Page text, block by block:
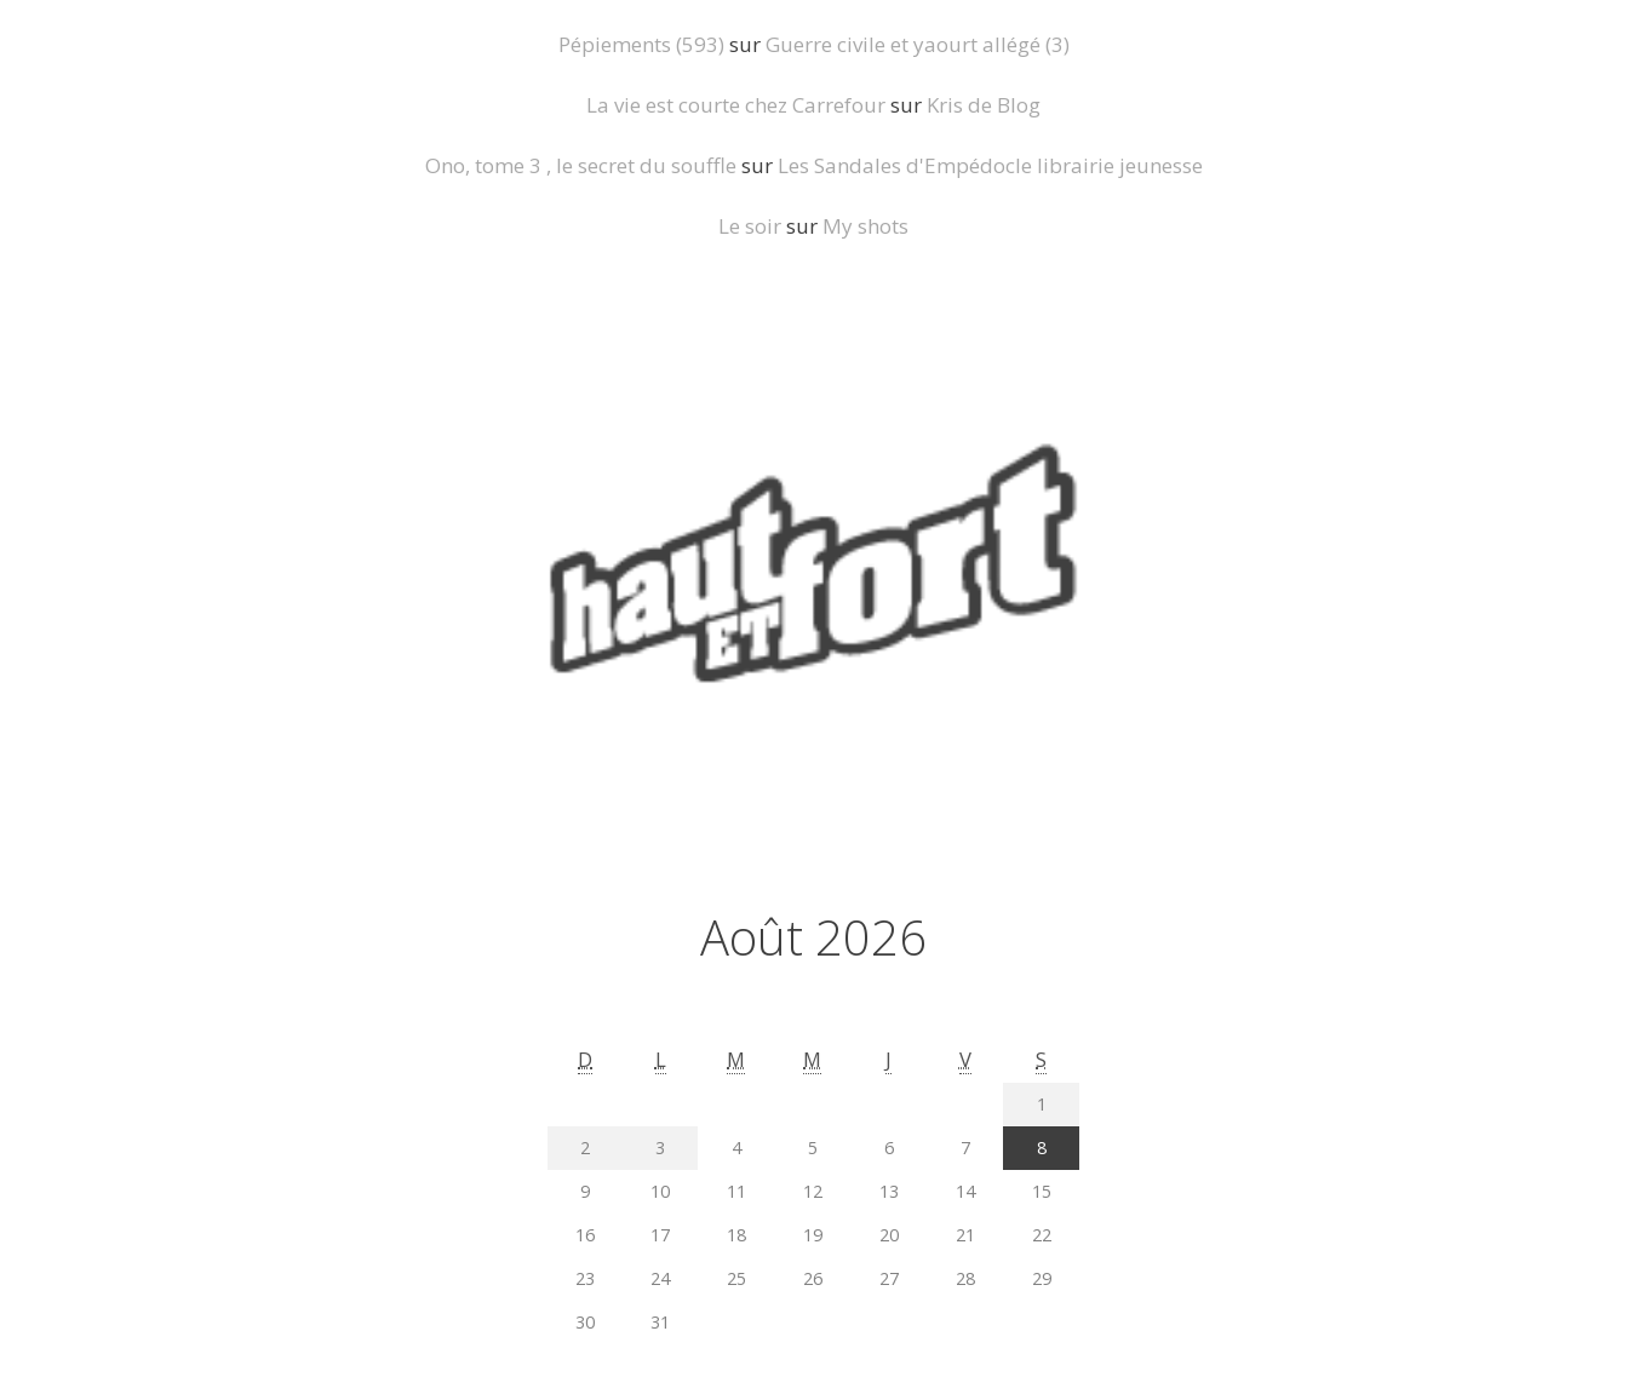
Pépiements (593) sur Guerre civile et yaourt allégé (3)
La vie est courte chez Carrefoursur Kris de Blog
Ono, tome 3 , le secret du souffle sur Les Sandales d'Empédocle librairie jeunesse
Le soirsur My shots
Août 2026
D L M M J V S
1
2
3 4 5 6 7
8
9
10 11 12 13 14
15
16
17 18 19 20 21
22
23
24 25 26 27 28
29
30
31